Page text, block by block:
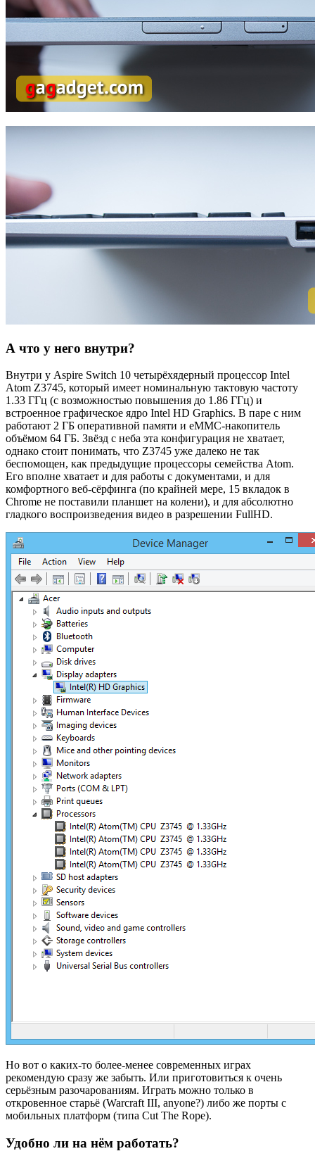
А что у него внутри?
Внутри у Aspire Switch 10 четырёхядерный процессор Intel
Atom Z3745, который имеет номинальную тактовую частоту
1.33 ГГц (с возможностью повышения до 1.86 ГГц) и
встроенное графическое ядро Intel HD Graphics. В паре с ним
работают 2 ГБ оперативной памяти и eMMC-накопитель
объёмом 64 ГБ. Звёзд с неба эта конфигурация не хватает,
однако стоит понимать, что Z3745 уже далеко не так
беспомощен, как предыдущие процессоры семейства Atom.
Его вполне хватает и для работы с документами, и для
комфортного веб-сёрфинга (по крайней мере, 15 вкладок в
Chrome не поставили планшет на колени), и для абсолютно
гладкого воспроизведения видео в разрешении FullHD.
Но вот о каких-то более-менее современных играх
рекомендую сразу же забыть. Или приготовиться к очень
серьёзным разочарованиям. Играть можно только в
откровенное старьё (Warcraft III, anyone?) либо же порты с
мобильных платформ (типа Cut The Rope).
Удобно ли на нём работать?